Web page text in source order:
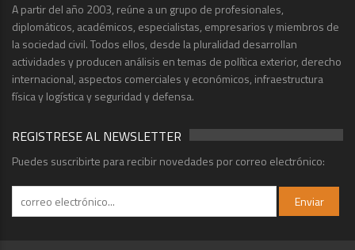
A partir del año 2003, reúne a un grupo de profesionales,
diplomáticos, académicos, especialistas, empresarios y miembros de
la sociedad civil. Todos ellos, desde la pluralidad desarrollan
actividades y producen análisis en temas de política exterior, derecho
internacional, aspectos comerciales y económicos, infraestructura
física y logística y seguridad y defensa.
REGISTRESE AL NEWSLETTER
Puedes suscribirte para recibir novedades por correo electrónico: